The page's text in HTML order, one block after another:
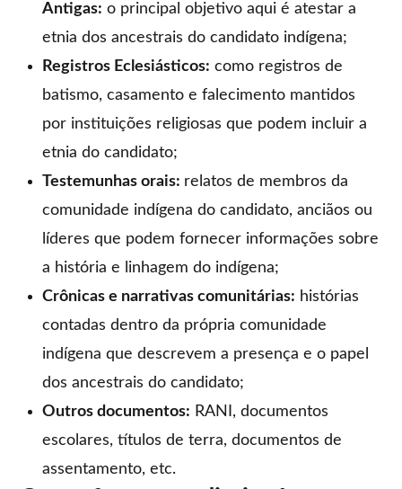
Antigas: o principal objetivo aqui é atestar a
etnia dos ancestrais do candidato indígena;
Registros Eclesiásticos: como registros de
batismo, casamento e falecimento mantidos
por instituições religiosas que podem incluir a
etnia do candidato;
Testemunhas orais: relatos de membros da
comunidade indígena do candidato, anciãos ou
líderes que podem fornecer informações sobre
a história e linhagem do indígena;
Crônicas e narrativas comunitárias: histórias
contadas dentro da própria comunidade
indígena que descrevem a presença e o papel
dos ancestrais do candidato;
Outros documentos: RANI, documentos
escolares, títulos de terra, documentos de
assentamento, etc.